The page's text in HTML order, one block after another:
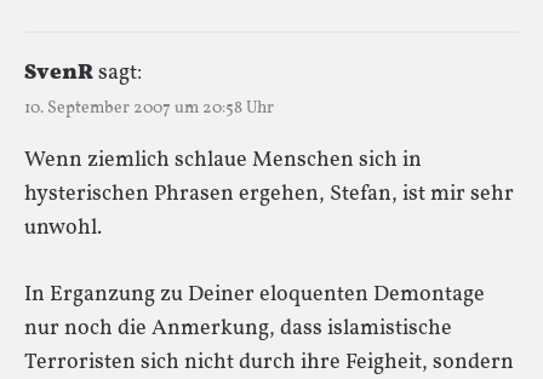
SvenRsagt:
10. September 2007 um 20:58 Uhr
Wenn ziemlich schlaue Menschen sich in
hysterischen Phrasen ergehen, Stefan, ist mir sehr
unwohl.
In Erganzung zu Deiner eloquenten Demontage
nur noch die Anmerkung, dass islamistische
Terroristen sich nicht durch ihre Feigheit, sondern